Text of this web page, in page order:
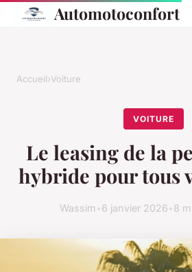
Automotoconfort
Accueil›Voiture
VOITURE
Le leasing de la
hybride pour tous
Wassim•6 janvier 2026•8